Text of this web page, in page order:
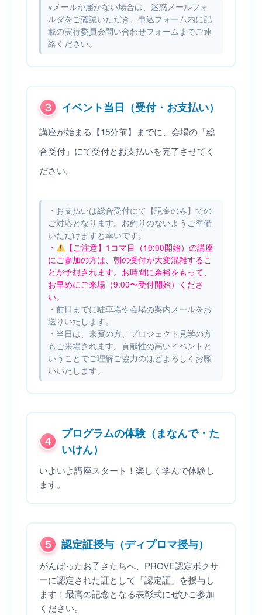
※メールが届かない場合は、迷惑メールフォ
ルダをご確認いただき、申込フォーム内に記
載の実行委員会問い合わせフォームまでご連
絡ください。
３ イベント当日（受付・お支払い）
講座が始まる【15分前】までに、会場の「総
合受付」にて受付とお支払いを完了させてく
ださい。
・お支払いは総合受付にて【現金のみ】での
ご対応となります。お釣りのないようご準備
いただけますと幸いです。
・
【ご注意】1コマ目（10:00開始）の講座
にご参加の方は、朝の受付が大変混雑するこ
とが予想されます。お時間に余裕をもって、
お早めにご来場（9:00〜受付開始）くださ
い。
・前日までに駐車場や会場の案内メールをお
送りいたします。
・当日は、来賓の方、プロジェクト見学の方
もご来場されます。貢献性の高いイベントと
いうことでご理解ご協力のほどよろしくお願
いいたします。
４
プログラムの体験（まなんで・た
いけん）
いよいよ講座スタート！楽しく学んで体験し
ます。
５ 認定証授与（ディプロマ授与）
がんばったお子さたちへ、PROVE認定ボクサ
ーに認定された証として「認定証」を授与し
ます！最高の記念となる表彰式にぜひご参加
ください。